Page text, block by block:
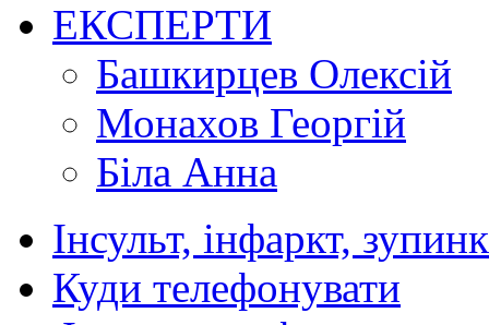
ЕКСПЕРТИ
Башкирцев Олексій
Монахов Георгій
Біла Анна
Інсульт, інфаркт,
Куди телефонувати